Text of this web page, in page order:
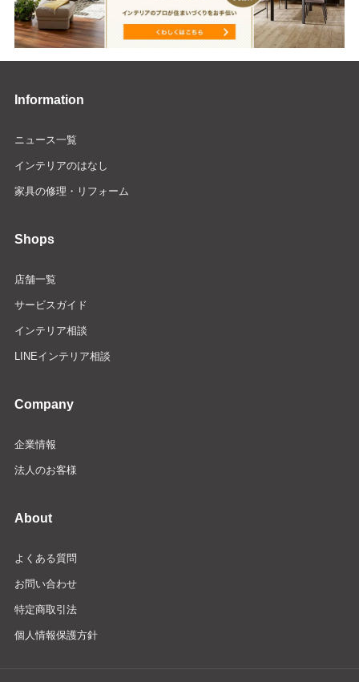
Information
ニュース一覧
インテリアのはなし
家具の修理・リフォーム
Shops
店舗一覧
サービスガイド
インテリア相談
LINEインテリア相談
Company
企業情報
法人のお客様
About
よくある質問
お問い合わせ
特定商取引法
個人情報保護方針